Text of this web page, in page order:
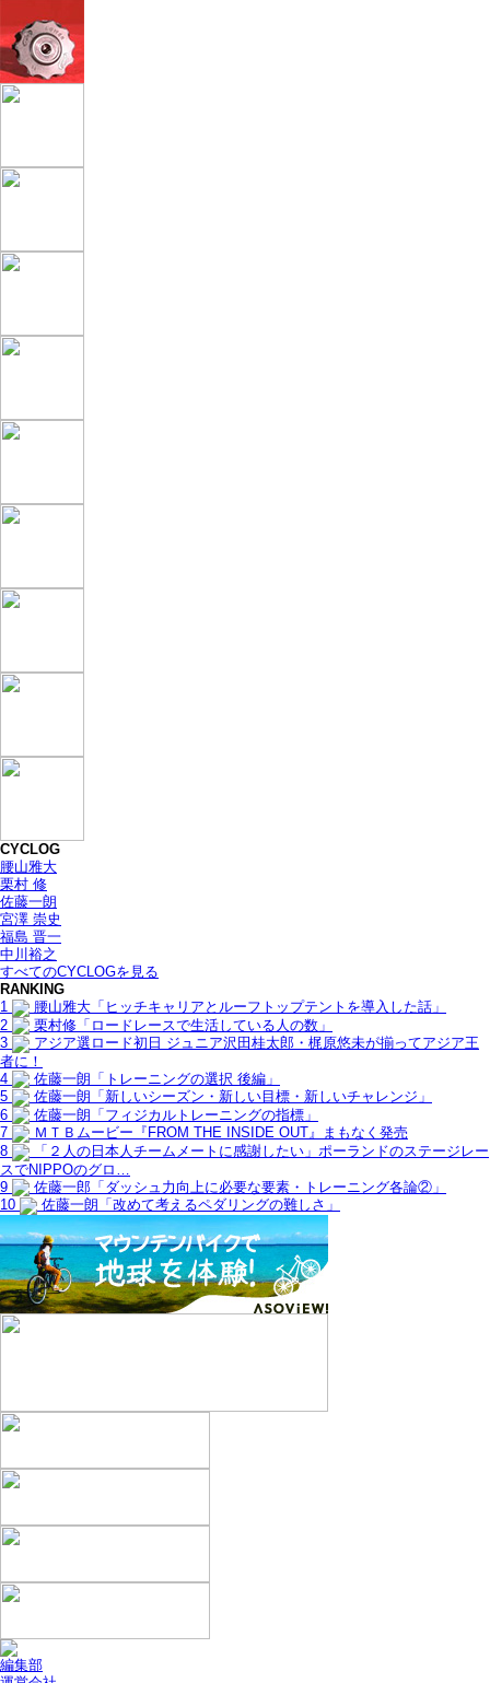
CYCLOG
腰山雅大
栗村 修
佐藤一朗
宮澤 崇史
福島 晋一
中川裕之
すべてのCYCLOGを見る
RANKING
1
腰山雅大「ヒッチキャリアとルーフトップテントを導入した話」
2
栗村修「ロードレースで生活している人の数」
3
アジア選ロード初日 ジュニア沢田桂太郎・梶原悠未が揃ってアジア王
者に！
4
佐藤一朗「トレーニングの選択 後編」
5
佐藤一朗「新しいシーズン・新しい目標・新しいチャレンジ」
6
佐藤一朗「フィジカルトレーニングの指標」
7
ＭＴＢムービー『FROM THE INSIDE OUT』まもなく発売
8
「２人の日本人チームメートに感謝したい」ポーランドのステージレー
スでNIPPOのグロ…
9
佐藤一郎「ダッシュ力向上に必要な要素・トレーニング各論②」
10
佐藤一朗「改めて考えるペダリングの難しさ」
編集部